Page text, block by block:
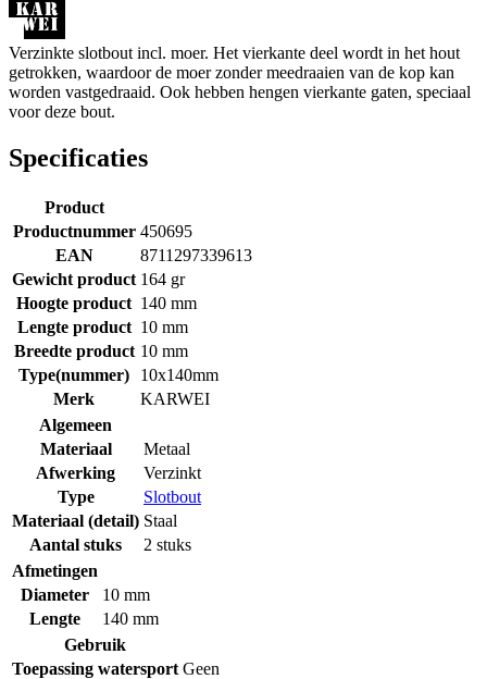
Verzinkte slotbout incl. moer. Het vierkante deel wordt in het hout
getrokken, waardoor de moer zonder meedraaien van de kop kan
worden vastgedraaid. Ook hebben hengen vierkante gaten, speciaal
voor deze bout.
Specificaties
Product
Productnummer 450695
EAN
8711297339613
Gewicht product 164 gr
Hoogte product 140 mm
Lengte product 10 mm
Breedte product 10 mm
Type(nummer)
10x140mm
Merk
KARWEI
Algemeen
Materiaal
Metaal
Afwerking
Verzinkt
Type
Slotbout
Materiaal (detail) Staal
Aantal stuks
2 stuks
Afmetingen
Diameter
10 mm
Lengte
140 mm
Gebruik
Toepassing watersport Geen